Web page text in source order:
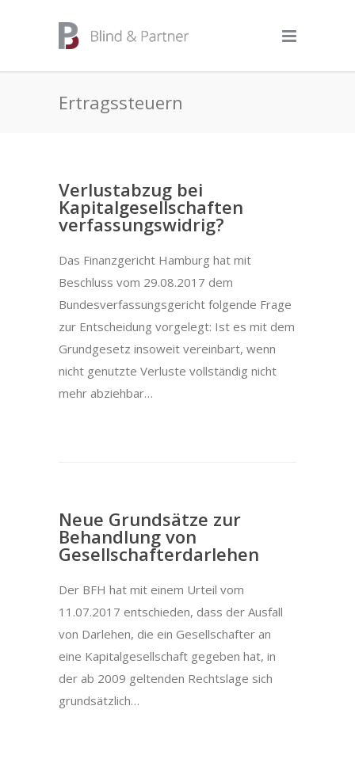
Ertragssteuern
Verlustabzug bei
Kapitalgesellschaften
verfassungswidrig?
Das Finanzgericht Hamburg hat mit
Beschluss vom 29.08.2017 dem
Bundesverfassungsgericht folgende Frage
zur Entscheidung vorgelegt: Ist es mit dem
Grundgesetz insoweit vereinbart, wenn
nicht genutzte Verluste vollständig nicht
mehr abziehbar…
Neue Grundsätze zur
Behandlung von
Gesellschafterdarlehen
Der BFH hat mit einem Urteil vom
11.07.2017 entschieden, dass der Ausfall
von Darlehen, die ein Gesellschafter an
eine Kapitalgesellschaft gegeben hat, in
der ab 2009 geltenden Rechtslage sich
grundsätzlich…